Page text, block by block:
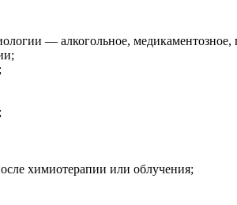
— алкогольное,
химиотерапии или облучения;